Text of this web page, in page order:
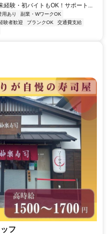
経験・初バイトもOK！サポート...
用あり
副業・WワークOK
験者歓迎 ブランクOK
交通費支給
フ